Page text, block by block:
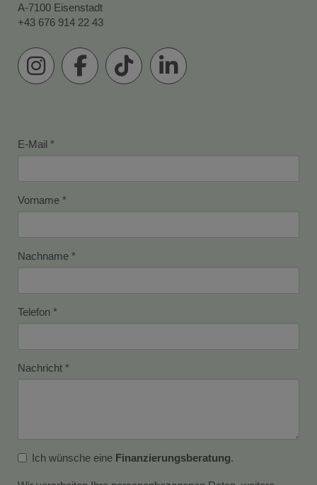
A-7100 Eisenstadt
+43 676 914 22 43
E-Mail
Vorname
Nachname
Telefon
Nachricht
Ich wünsche eine Finanzierungsberatung.